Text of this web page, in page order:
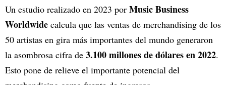
Un estudio realizado en 2023 por Music Business
Worldwide calcula que las ventas de merchandising de los
50 artistas en gira más importantes del mundo generaron
la asombrosa cifra de 3.100 millones de dólares en 2022.
Esto pone de relieve el importante potencial del